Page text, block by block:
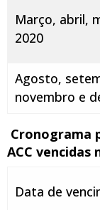
Março, abril,
2020
Agosto,
novembro e
Cronograma
ACC vencidas
Data de